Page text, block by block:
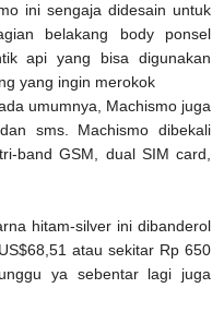
ini sengaja didesain untuk
belakang body ponsel
api yang bisa digunakan
yang ingin merokok
umumnya, Machismo juga
sms. Machismo dibekali
band GSM, dual SIM card,
hitam-silver ini dibanderol
atau sekitar Rp 650
ya sebentar lagi juga